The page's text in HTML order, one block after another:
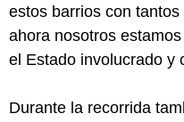
estos barrios con
ahora nosotros
el Estado involucrado y
Durante la recorrida